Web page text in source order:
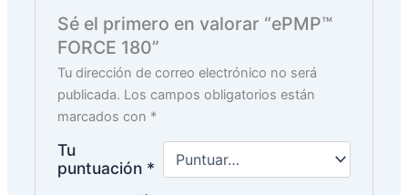
Sé el primero en valorar “ePMP™
FORCE 180”
Tu dirección de correo electrónico no será
publicada. Los campos obligatorios están
marcados con *
Tu
puntuación *